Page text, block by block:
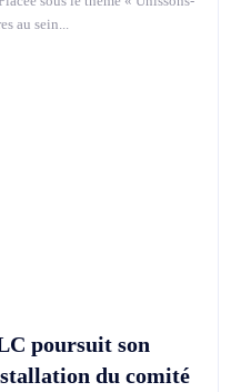
au sein...
poursuit son
du comité